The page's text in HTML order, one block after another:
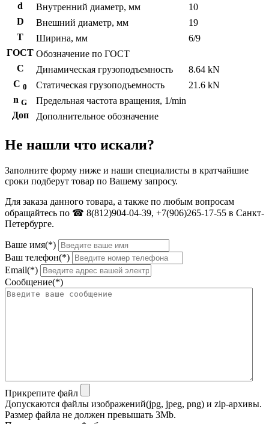
d
Внутренний диаметр, мм
10
D
Внешний диаметр, мм
19
T
Ширина, мм
6/9
ГОСТ Обозначение по ГОСТ
C
Динамическая грузоподъемность
8.64 kN
С 0 Статическая грузоподъемность
21.6 kN
n G
Предельная частота вращения, 1/min
Доп
Дополнительное обозначение
Не нашли что искали?
Заполните форму ниже и наши специалисты в кратчайшие
сроки подберут товар по Вашему запросу.
Для заказа данного товара, а также по любым вопросам
обращайтесь по ☎ 8(812)904-04-39, +7(906)265-17-55 в Санкт-
Петербурге.
Ваше имя(*)
Ваш телефон(*)
Email(*)
Сообщение(*)
Прикрепите файл
Допускаются файлы изображений(jpg, jpeg, png) и zip-архивы.
Размер файла не должен превышать 3Mb.